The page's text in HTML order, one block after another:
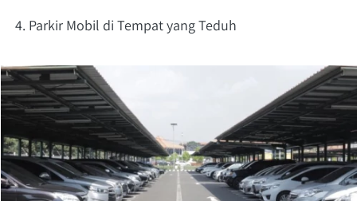
4. Parkir Mobil di Tempat yang Teduh